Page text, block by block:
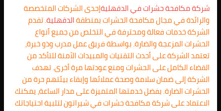
شركة مكافحة حشرات فيالدقهليةإحدى الشركات المتخصصة
والرائدة في مجال مكافحة الحشرات بمنطقةالدقهلية. تقدم
الشركة خدمات فعالة ومحترفة في التخلص من جميع أنواع
الحشرات المزعجة والضارة. بواسطة فريق عمل مدرب وذو خبرة،
تعتمد الشركة على أحدث التقنيات والمبيدات الآمنة للتأكد من
القضاء الكامل على الحشرات ومنع عودتها مرة أخرى. تهدف
الشركة إلى ضمان سلامة وصحة عملائها وإبقاء بيئتهم حرة من
الحشرات الضارة. بفضل خدمتها المتميزة على مدار الساعة، يمكنك
الاعتماد على شركة مكافحة حشرات في شيراتون لتلبية احتياجاتك